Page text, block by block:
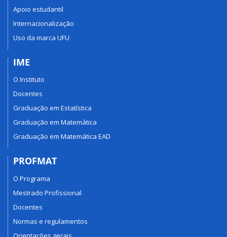
Apoio estudantil
Internacionalização
Uso da marca UFU
IME
O Instituto
Docentes
Graduação em Estatística
Graduação em Matemática
Graduação em Matemática EAD
PROFMAT
O Programa
Mestrado Profissional
Docentes
Normas e regulamentos